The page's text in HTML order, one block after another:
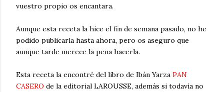
dorado, cargado de proteína y 100% natural. Es el
vuestro propio os encantara.
Aunque esta receta la hice el fin de semana pasado, no he
podido publicarla hasta ahora, pero os aseguro que
aunque tarde merece la pena hacerla.
Esta receta la encontré del libro de Ibán Yarza PAN
CASERO de la editorial LAROUSSE, además si todavía no